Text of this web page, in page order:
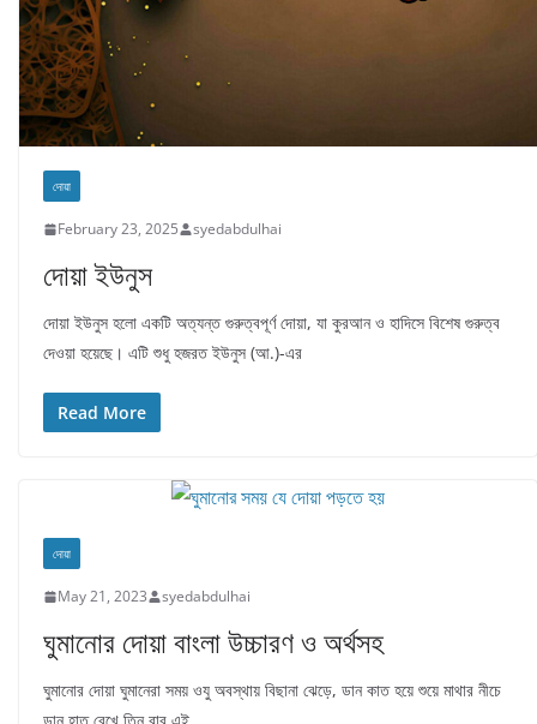
দোয়া
February 23, 2025 syedabdulhai
দোয়া ইউনুস
দোয়া ইউনুস হলো একটি অত্যন্ত গুরুত্বপূর্ণ দোয়া, যা কুরআন ও হাদিসে বিশেষ গুরুত্ব
দেওয়া হয়েছে। এটি শুধু হজরত ইউনুস (আ.)-এর
Read More
দোয়া
May 21, 2023 syedabdulhai
ঘুমানোর দোয়া বাংলা উচ্চারণ ও অর্থসহ
ঘুমানোর দোয়া ঘুমানেরা সময় ওযু অবস্থায় বিছানা ঝেড়ে, ডান কাত হয়ে শুয়ে মাথার নীচে